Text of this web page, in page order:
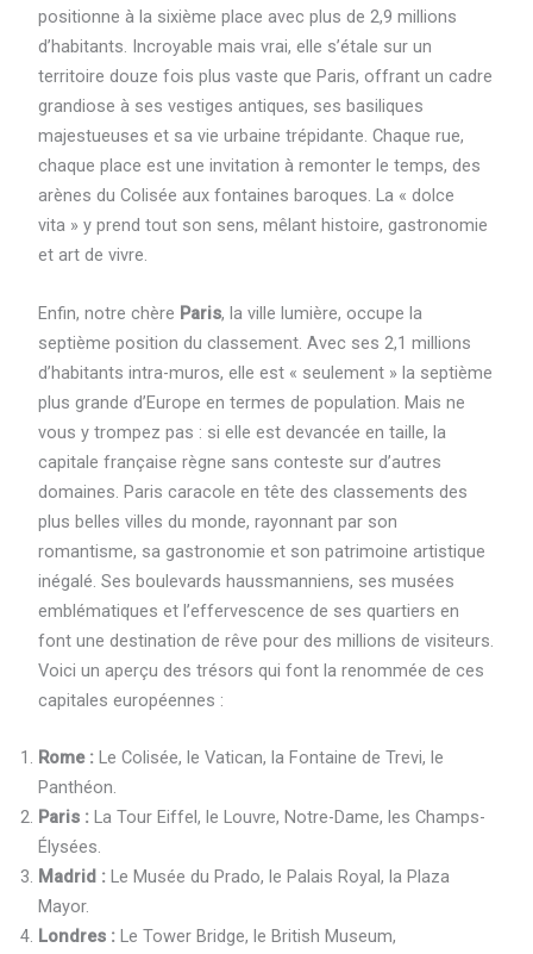
positionne à la sixième place avec plus de 2,9 millions
d’habitants. Incroyable mais vrai, elle s’étale sur un
territoire douze fois plus vaste que Paris, offrant un cadre
grandiose à ses vestiges antiques, ses basiliques
majestueuses et sa vie urbaine trépidante. Chaque rue,
chaque place est une invitation à remonter le temps, des
arènes du Colisée aux fontaines baroques. La « dolce
vita » y prend tout son sens, mêlant histoire, gastronomie
et art de vivre.
Enfin, notre chère Paris, la ville lumière, occupe la
septième position du classement. Avec ses 2,1 millions
d’habitants intra-muros, elle est « seulement » la septième
plus grande d’Europe en termes de population. Mais ne
vous y trompez pas : si elle est devancée en taille, la
capitale française règne sans conteste sur d’autres
domaines. Paris caracole en tête des classements des
plus belles villes du monde, rayonnant par son
romantisme, sa gastronomie et son patrimoine artistique
inégalé. Ses boulevards haussmanniens, ses musées
emblématiques et l’effervescence de ses quartiers en
font une destination de rêve pour des millions de visiteurs.
Voici un aperçu des trésors qui font la renommée de ces
capitales européennes :
Rome :Le Colisée, le Vatican, la Fontaine de Trevi, le
Panthéon.
Paris :La Tour Eiffel, le Louvre, Notre-Dame, les Champs-
Élysées.
Madrid :Le Musée du Prado, le Palais Royal, la Plaza
Mayor.
Londres :Le Tower Bridge, le British Museum,